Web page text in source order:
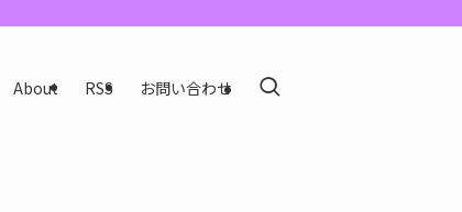
About RSS お問い合わせ